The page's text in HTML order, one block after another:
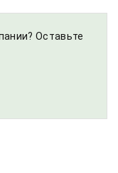
Оставьте